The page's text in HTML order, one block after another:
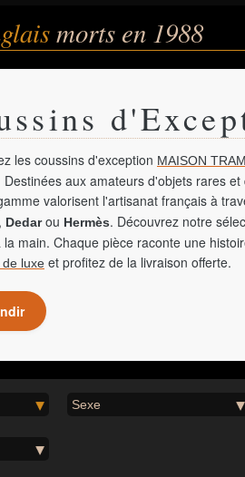
morts en 1988
les coussins d'exception MAISON
Destinées aux amateurs d'objets rares
valorisent l'artisanat français à
, Dedarou Hermès. Découvrez notre
la main. Chaque pièce raconte une
luxe et profitez de la livraison offerte.
Sexe